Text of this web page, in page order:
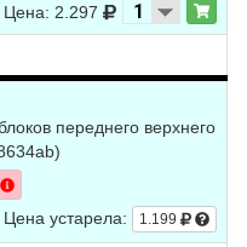
Цена: 2.297
переднего верхнего
Цена устарела: 1.199